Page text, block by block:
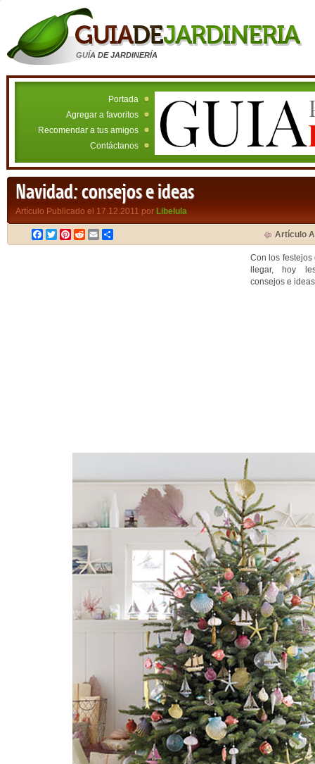
GUÍA DE JARDINERÍA
Portada
Agregar a favoritos
Recomendar a tus amigos
Contáctanos
Navidad: consejos e ideas
Artículo Publicado el 17.12.2011 por Libelula
Facebook
TwitterPinterest
RedditEmail Artículo
Con los festejos
llegar, hoy
consejos e